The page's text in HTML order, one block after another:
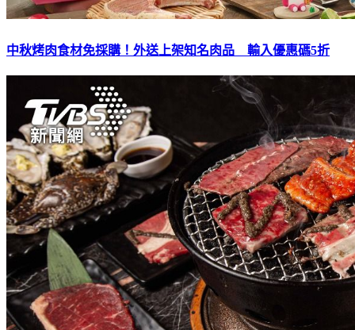
中秋烤肉食材免採購！外送上架知名肉品 輸入優惠碼5折